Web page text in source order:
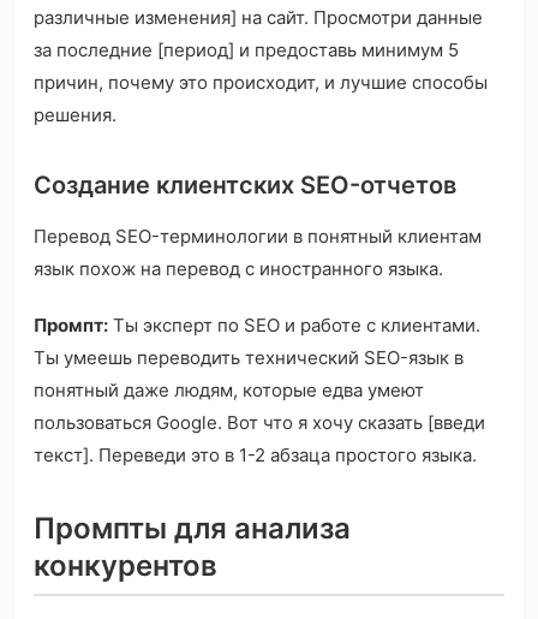
различные изменения] на сайт. Просмотри данные
за последние [период] и предоставь минимум 5
причин, почему это происходит, и лучшие способы
решения.
Создание клиентских SEO-отчетов
Перевод SEO-терминологии в понятный клиентам
язык похож на перевод с иностранного языка.
Промпт: Ты эксперт по SEO и работе с клиентами.
Ты умеешь переводить технический SEO-язык в
понятный даже людям, которые едва умеют
пользоваться Google. Вот что я хочу сказать [введи
текст]. Переведи это в 1-2 абзаца простого языка.
Промпты для анализа
конкурентов